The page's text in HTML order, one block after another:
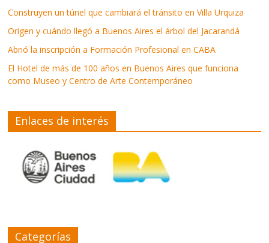
Construyen un túnel que cambiará el tránsito en Villa Urquiza
Origen y cuándo llegó a Buenos Aires el árbol del Jacarandá
Abrió la inscripción a Formación Profesional en CABA
El Hotel de más de 100 años en Buenos Aires que funciona
como Museo y Centro de Arte Contemporáneo
Enlaces de interés
Categorías